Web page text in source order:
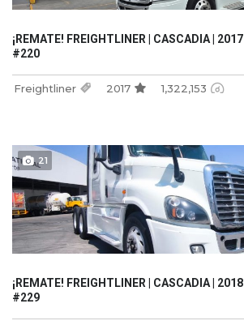
¡REMATE! FREIGHTLINER | CASCADIA | 2017 |
#220
Freightliner 2017 1,322,153
21
¡REMATE! FREIGHTLINER | CASCADIA | 2018 |
#229